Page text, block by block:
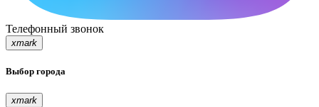
Телефонный звонок
xmark
Выбор города
xmark